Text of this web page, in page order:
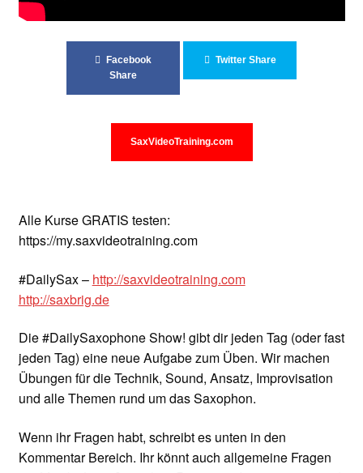
WORKSHOP
Facebook
Share
Twitter Share
SaxVideoTraining.com
Alle Kurse GRATIS testen:
https://my.saxvideotraining.com
#DailySax – http://saxvideotraining.com
http://saxbrig.de
Die #DailySaxophone Show! gibt dir jeden Tag (oder fast
jeden Tag) eine neue Aufgabe zum Üben. Wir machen
Übungen für die Technik, Sound, Ansatz, Improvisation
und alle Themen rund um das Saxophon.
Wenn ihr Fragen habt, schreibt es unten in den
Kommentar Bereich. Ihr könnt auch allgemeine Fragen